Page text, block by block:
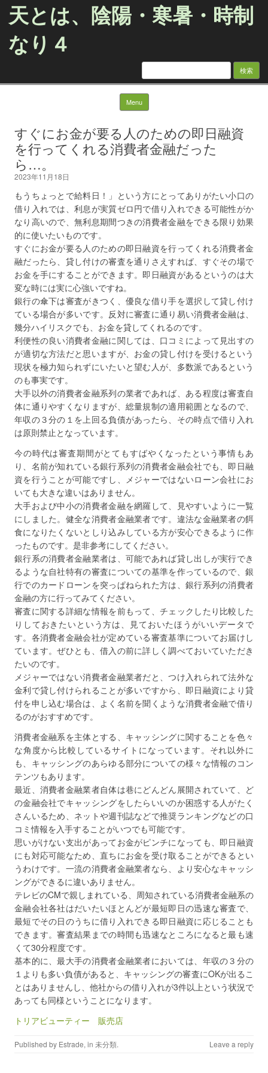
天とは、陰陽・寒暑・時制
なり４
検
Menu Skip to content
すぐにお金が要る人のための即日融資
を行ってくれる消費者金融だった
ら…。
2023年11月18日
もうちょっとで給料日！」という方にとってありがたい小口の
借り入れでは、利息が実質ゼロ円で借り入れできる可能性がか
なり高いので、無利息期間つきの消費者金融をできる限り効果
的に使いたいものです。
すぐにお金が要る人のための即日融資を行ってくれる消費者金
融だったら、貸し付けの審査を通りさえすれば、すぐその場で
お金を手にすることができます。即日融資があるというのは大
変な時には実に心強いですね。
銀行の傘下は審査がきつく、優良な借り手を選択して貸し付け
ている場合が多いです。反対に審査に通り易い消費者金融は、
幾分ハイリスクでも、お金を貸してくれるのです。
利便性の良い消費者金融に関しては、口コミによって見出すの
が適切な方法だと思いますが、お金の貸し付けを受けるという
現状を極力知られずにいたいと望む人が、多数派であるという
のも事実です。
大手以外の消費者金融系列の業者であれば、ある程度は審査自
体に通りやすくなりますが、総量規制の適用範囲となるので、
年収の３分の１を上回る負債があったら、その時点で借り入れ
は原則禁止となっています。
今の時代は審査期間がとてもすばやくなったという事情もあ
り、名前が知れている銀行系列の消費者金融会社でも、即日融
資を行うことが可能ですし、メジャーではないローン会社にお
いても大きな違いはありません。
大手および中小の消費者金融を網羅して、見やすいように一覧
にしました。健全な消費者金融業者です。違法な金融業者の餌
食になりたくないとしり込みしている方が安心できるように作
ったものです。是非参考にしてください。
銀行系の消費者金融業者は、可能であれば貸し出しが実行でき
るような自社特有の審査についての基準を作っているので、銀
行でのカードローンを突っぱねられた方は、銀行系列の消費者
金融の方に行ってみてください。
審査に関する詳細な情報を前もって、チェックしたり比較した
りしておきたいという方は、見ておいたほうがいいデータで
す。各消費者金融会社が定めている審査基準についてお届けし
ています。ぜひとも、借入の前に詳しく調べておいていただき
たいのです。
メジャーではない消費者金融業者だと、つけ入れられて法外な
金利で貸し付けられることが多いですから、即日融資により貸
付を申し込む場合は、よく名前を聞くような消費者金融で借り
るのがおすすめです。
消費者金融系を主体とする、キャッシングに関することを色々
な角度から比較しているサイトになっています。それ以外に
も、キャッシングのあらゆる部分についての様々な情報のコン
テンツもあります。
最近、消費者金融業者自体は巷にどんどん展開されていて、ど
の金融会社でキャッシングをしたらいいのか困惑する人がたく
さんいるため、ネットや週刊誌などで推奨ランキングなどの口
コミ情報を入手することがいつでも可能です。
思いがけない支出があってお金がピンチになっても、即日融資
にも対応可能なため、直ちにお金を受け取ることができるとい
うわけです。一流の消費者金融業者なら、より安心なキャッシ
ングができるに違いありません。
テレビのCMで親しまれている、周知されている消費者金融系の
金融会社各社はだいたいほとんどが最短即日の迅速な審査で、
最短でその日のうちに借り入れできる即日融資に応じることも
できます。審査結果までの時間も迅速なところになると最も速
くて30分程度です。
基本的に、最大手の消費者金融業者においては、年収の３分の
１よりも多い負債があると、キャッシングの審査にOKが出るこ
とはありませんし、他社からの借り入れが3件以上という状況で
あっても同様ということになります。
トリアビューティー 販売店
Published by Estrade, in 未分類. Leave a reply